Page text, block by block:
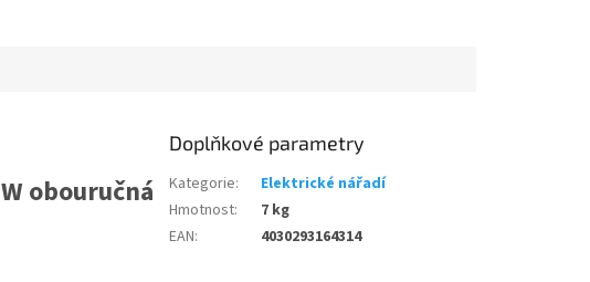
obouručná
Doplňkové parametry
Kategorie:
Elektrické nářadí
Hmotnost:
7 kg
EAN: 4030293164314